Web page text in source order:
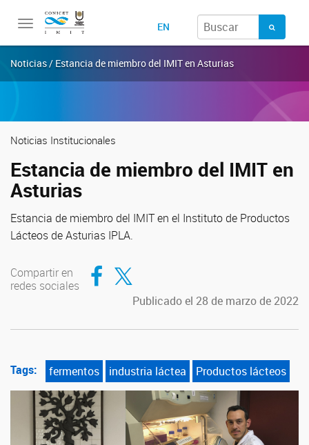
Toggle
EN
Noticias / Estancia de miembro del IMIT en Asturias
Noticias Institucionales
Estancia de miembro del IMIT en
Asturias
Estancia de miembro del IMIT en el Instituto de Productos
Lácteos de Asturias IPLA.
Compartir en
redes sociales
Compartir en Facebook
Compartir en Twitter
Publicado el 28 de marzo de 2022
Tags: fermentos industria láctea Productos lácteos